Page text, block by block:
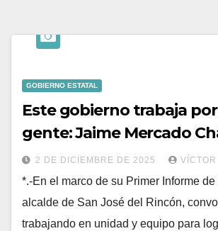
GOBIERNO ESTATAL
Este gobierno trabaja
gente: Jaime Mercado
2 DE DICIEMBRE DE 2025
*.-En el marco de su Primer Informe de
alcalde de San José del Rincón,
trabajando en unidad y equipo para